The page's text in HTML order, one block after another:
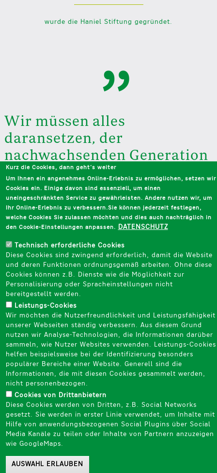
wurde die Haniel Stiftung gegründet.
„
Wir müssen alles
daransetzen, der
nachwachsenden Generation
etwas mitzugeben, das über
Trends und Megatrends
hinaus Bestand hat: einen
verlässlichen Wertekompass.
Franz M. Haniel, Ehrenkurator
Kurz die Cookies, dann geht‘s weiter
Um Ihnen ein angenehmes Online-Erlebnis zu ermöglichen, setzen wir
Cookies ein. Einige davon sind essenziell, um einen
uneingeschränkten Service zu gewährleisten. Andere nutzen wir, um
Ihr Online-Erlebnis zu verbessern.Sie können jederzeit festlegen,
welche Cookies Sie zulassen möchten und dies auch nachträglich in
den Cookie-Einstellungen anpassen. DATENSCHUTZ
Technisch erforderliche Cookies
Diese Cookies sind zwingend erforderlich, damit die Website
und deren Funktionen ordnungsgemäß arbeiten. Ohne diese
Cookies können z.B. Dienste wie die Möglichkeit zur
Personalisierung oder Spracheinstellungen nicht
bereitgestellt werden.
Leistungs-Cookies
Wir möchten die Nutzerfreundlichkeit und Leistungsfähigkeit
unserer Webseiten ständig verbessern. Aus diesem Grund
nutzen wir Analyse-Technologien, die Informationen darüber
sammeln, wie Nutzer Websites verwenden. Leistungs-Cookies
helfen beispielsweise bei der Identifizierung besonders
populärer Bereiche einer Website. Generell sind die
Informationen, die mit diesen Cookies gesammelt werden,
nicht personenbezogen.​
Cookies von Drittanbietern
Diese Cookies werden von Dritten, z.B. Social Networks
gesetzt. Sie werden in erster Linie verwendet, um Inhalte mit
Hilfe von anwendungsbezogenen Social Plugins über Social
Media Kanäle zu teilen oder Inhalte von Partnern anzuzeigen
wie GoogleMaps.​
AUSWAHL ERLAUBEN